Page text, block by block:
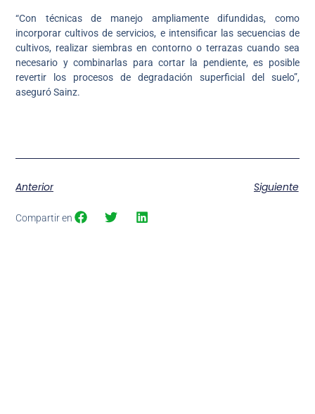
“Con técnicas de manejo ampliamente difundidas, como
incorporar cultivos de servicios, e intensificar las secuencias de
cultivos, realizar siembras en contorno o terrazas cuando sea
necesario y combinarlas para cortar la pendiente, es posible
revertir los procesos de degradación superficial del suelo”,
aseguró Sainz.
Anterior Siguiente
Compartir en